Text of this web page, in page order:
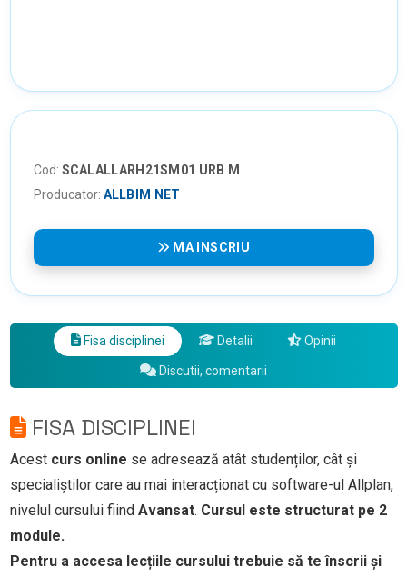
Cod: SCALALLARH21SM01 URB M
Producator: ALLBIM NET
MA INSCRIU
Fisa disciplinei Detalii Opinii
Discutii, comentarii
FISA DISCIPLINEI
Acest curs online se adresează atât studenților, cât și
specialiștilor care au mai interacționat cu software-ul Allplan,
nivelul cursului fiind Avansat. Cursul este structurat pe 2
module.
Pentru a accesa lecțiile cursului trebuie să te înscrii și